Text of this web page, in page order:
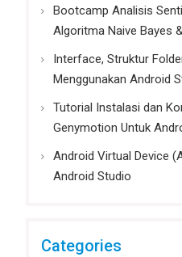
Bootcamp Analisis
Algoritma Naive Bayes
Interface, Struktur
Menggunakan Android
Tutorial Instalasi dan
Genymotion Untuk
Android Virtual Device
Android Studio
Categories